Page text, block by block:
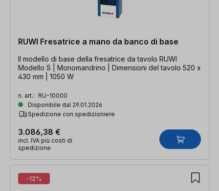
RUWI Fresatrice a mano da banco di base
Il modello di base della fresatrice da tavolo RUWI
Modello S | Monomandrino | Dimensioni del tavolo 520 x
430 mm | 1050 W
n. art.: RU-10000
Disponibile dal 29.01.2026
Spedizione con spedizioniere
3.086,38 €
incl. IVA più costi di
spedizione
-12%